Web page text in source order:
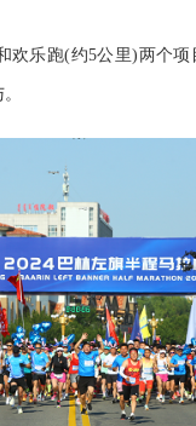
欢乐跑(约5公里)两个